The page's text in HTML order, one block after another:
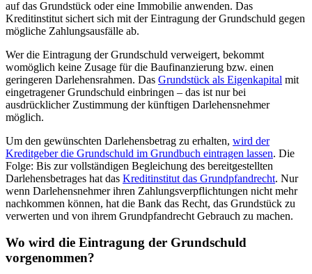
auf das Grundstück oder eine Immobilie anwenden. Das
Kreditinstitut sichert sich mit der Eintragung der Grundschuld gegen
mögliche Zahlungsausfälle ab.
Wer die Eintragung der Grundschuld verweigert, bekommt
womöglich keine Zusage für die Baufinanzierung bzw. einen
geringeren Darlehensrahmen. Das Grundstück als Eigenkapital mit
eingetragener Grundschuld einbringen – das ist nur bei
ausdrücklicher Zustimmung der künftigen Darlehensnehmer
möglich.
Um den gewünschten Darlehensbetrag zu erhalten, wird der
Kreditgeber die Grundschuld im Grundbuch eintragen lassen. Die
Folge: Bis zur vollständigen Begleichung des bereitgestellten
Darlehensbetrages hat das Kreditinstitut das Grundpfandrecht. Nur
wenn Darlehensnehmer ihren Zahlungsverpflichtungen nicht mehr
nachkommen können, hat die Bank das Recht, das Grundstück zu
verwerten und von ihrem Grundpfandrecht Gebrauch zu machen.
Wo wird die Eintragung der Grundschuld
vorgenommen?